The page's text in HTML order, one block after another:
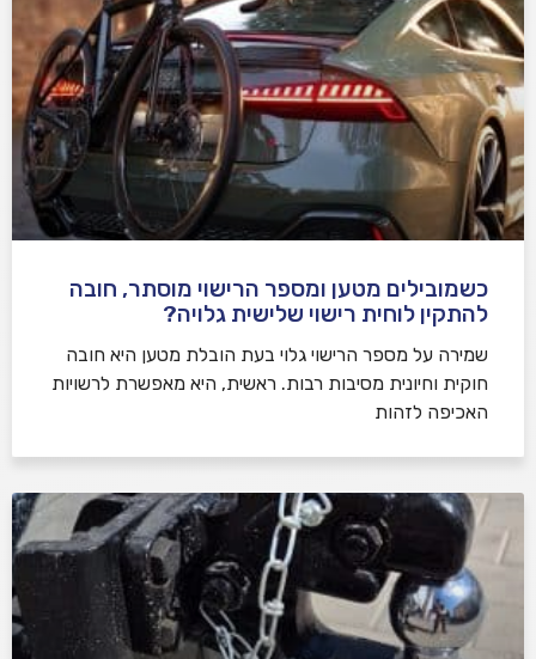
כשמובילים מטען ומספר הרישוי מוסתר, חובה
להתקין לוחית רישוי שלישית גלויה?
שמירה על מספר הרישוי גלוי בעת הובלת מטען היא חובה
חוקית וחיונית מסיבות רבות. ראשית, היא מאפשרת לרשויות
האכיפה לזהות